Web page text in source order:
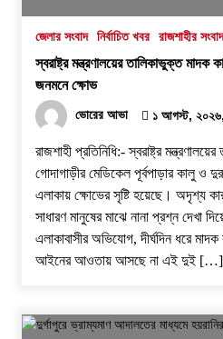
জেলার সংবাদ নির্বাচিত খবর রাজশাহীর সংবাদ
স্বরাষ্ট্র মন্ত্রণালয়ের তালিকাভুক্ত মাদক
জনমনে ক্ষোভ
ভোরের আভা ১ আগস্ট,
রাজশাহী প্রতিনিধি:- স্বরাষ্ট্র
গোদাগাড়ীর মেডিকেল পূর্বপাড়ার কালু ও
এলাকায় ক্ষোভের সৃষ্টি হয়েছে। অদৃশ্য
সাধারণ মানুষের মাঝে নানা প্রশ্ন দেখা
এলাকাবাসীর অভিযোগ, দীর্ঘদিন ধরে
আইনের আওতায় আসছে না এই দুই […]